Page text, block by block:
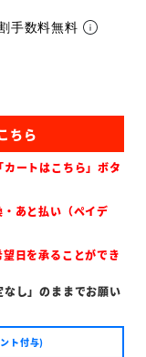
手数料無料
カートはこちら」ボタ
・あと払い（ペイデ
日を承ることができ
なし」のままでお願い
ト付与)